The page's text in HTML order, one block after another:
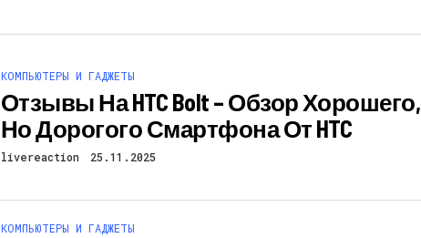
КОМПЬЮТЕРЫ И ГАДЖЕТЫ
Отзывы На HTC Bolt – Обзор Хорошего,
Но Дорогого Смартфона От HTC
livereaction 25.11.2025
КОМПЬЮТЕРЫ И ГАДЖЕТЫ